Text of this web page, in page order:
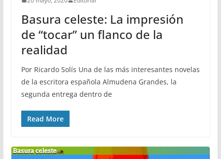
Basura celeste: La impresión
de “tocar” un flanco de la
realidad
Por Ricardo Solís Una de las más interesantes novelas
de la escritora española Almudena Grandes, la
segunda entrega dentro de
Read More